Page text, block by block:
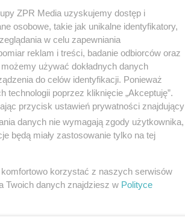
przyjrzeliśmy się
Sprzecznej 4 , określanej
prefabrykowanych
i przedstawimy ich
prefabrykację, w
wielu korzyści
ZPR Media uzyskujemy dostęp i
osobowe, takie jak unikalne identyfikatory,
w celu zapewniania
reklam i treści, badanie odbiorców oraz
używać dokładnych danych
do celów identyfikacji. Ponieważ
poprzez kliknięcie „Akceptuję”.
przycisk ustawień prywatności znajdujący
danych nie wymagają zgody użytkownika,
będą miały zastosowanie tylko na tej
korzystać z naszych serwisów
Twoich danych znajdziesz w Polityce